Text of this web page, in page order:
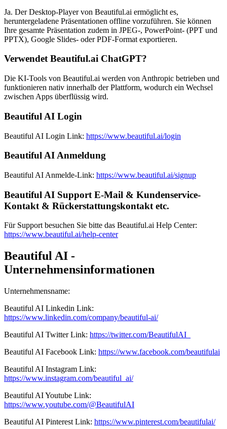
Ja. Der Desktop-Player von Beautiful.ai ermöglicht es,
heruntergeladene Präsentationen offline vorzuführen. Sie können
Ihre gesamte Präsentation zudem in JPEG-, PowerPoint- (PPT und
PPTX), Google Slides- oder PDF-Format exportieren.
Verwendet Beautiful.ai ChatGPT?
Die KI-Tools von Beautiful.ai werden von Anthropic betrieben und
funktionieren nativ innerhalb der Plattform, wodurch ein Wechsel
zwischen Apps überflüssig wird.
Beautiful AI Login
Beautiful AI Login Link: https://www.beautiful.ai/login
Beautiful AI Anmeldung
Beautiful AI Anmelde-Link: https://www.beautiful.ai/signup
Beautiful AI Support E-Mail & Kundenservice-
Kontakt & Rückerstattungskontakt etc.
Für Support besuchen Sie bitte das Beautiful.ai Help Center:
https://www.beautiful.ai/help-center
Beautiful AI -
Unternehmensinformationen
Unternehmensname:
Beautiful AI Linkedin Link:
https://www.linkedin.com/company/beautiful-ai/
Beautiful AI Twitter Link: https://twitter.com/BeautifulAI_
Beautiful AI Facebook Link: https://www.facebook.com/beautifulai
Beautiful AI Instagram Link:
https://www.instagram.com/beautiful_ai/
Beautiful AIYoutube Link:
https://www.youtube.com/@BeautifulAI
Beautiful AI Pinterest Link: https://www.pinterest.com/beautifulai/